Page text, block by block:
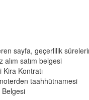
sayfa, geçerlilik
satım belgesi
Kira Kontratı
noterden taahhütnamesi
Belgesi